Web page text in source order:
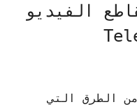
الفيديو
الطرق التي